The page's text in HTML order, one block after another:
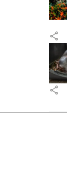
share
share